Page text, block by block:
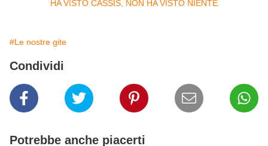
#Le nostre gite
Condividi
Potrebbe anche piacerti